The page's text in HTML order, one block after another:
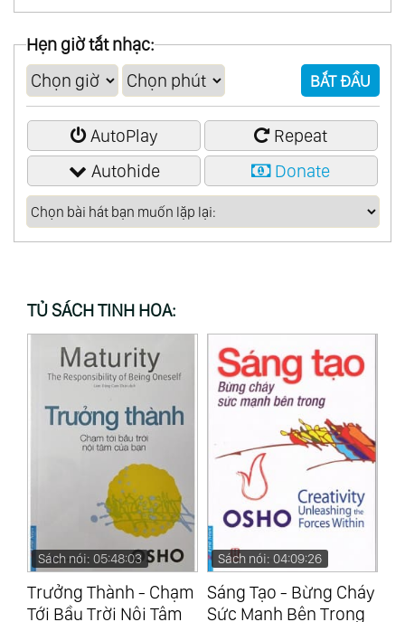
Hẹn giờ tắt nhạc:
BẮT ĐẦU
AutoPlay
Repeat
Autohide
Donate
TỦ SÁCH TINH HOA:
Sách nói: 05:48:03
Trưởng Thành - Chạm
Tới Bầu Trời Nội Tâm
Sách nói: 04:09:26
Sáng Tạo - Bừng Cháy
Sức Mạnh Bên Trong